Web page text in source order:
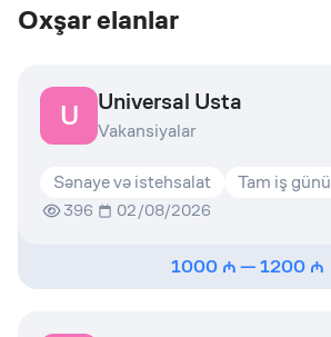
Oxşar elanlar
U Universal Usta
Vakansiyalar
Sənaye və istehsalat Tam iş günü
396 02/08/2026
1000 —1200